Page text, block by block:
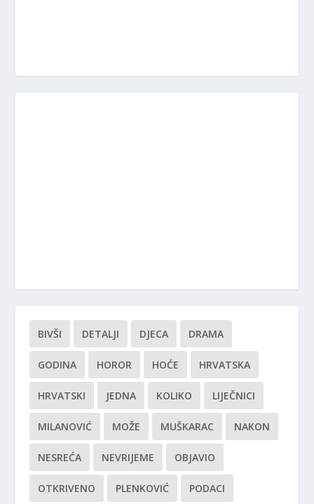
BIVŠI DETALJI DJECA DRAMA
GODINA HOROR HOĆE HRVATSKA
HRVATSKI JEDNA KOLIKO LIJEČNICI
MILANOVIĆ MOŽE MUŠKARAC NAKON
NESREĆA NEVRIJEME OBJAVIO
OTKRIVENO PLENKOVIĆ PODACI